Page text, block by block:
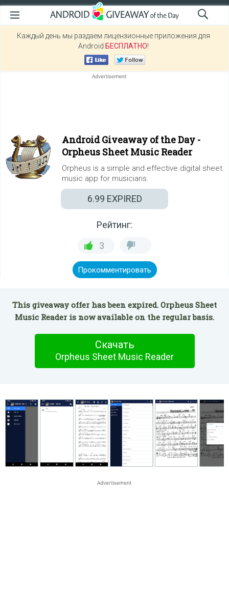
Каждый день мы раздаем лицензионные приложения для
Android БЕСПЛАТНО!
Android Giveaway of the Day -
Orpheus Sheet Music Reader
Orpheus is a simple and effective digital sheet
music app for musicians.
6.99 EXPIRED
Рейтинг:
3
Прокомментировать
This giveaway offer has been expired. Orpheus Sheet
Music Reader is now available on the regular basis.
Скачать
Orpheus Sheet Music Reader